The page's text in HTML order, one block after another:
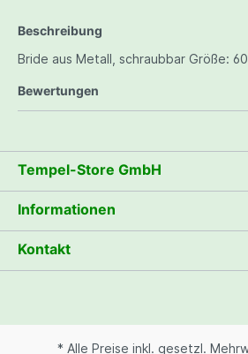
Beschreibung
Bride aus Metall, schraubbar Größe:
Bewertungen
Tempel-Store GmbH
Informationen
Kontakt
* Alle Preise inkl. gesetzl.